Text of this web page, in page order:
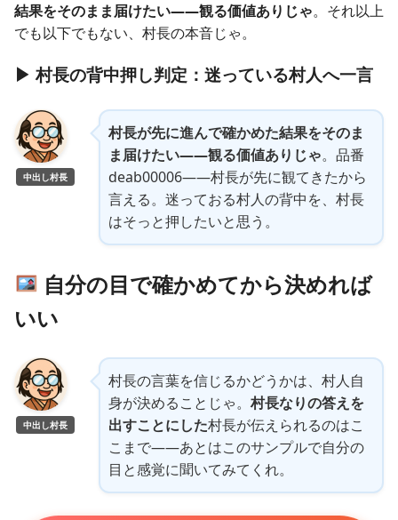
結果をそのまま届けたい——観る価値ありじゃ。それ以上
でも以下でもない、村長の本音じゃ。
▶ 村長の背中押し判定：迷っている村人へ一言
中出し村長
村長が先に進んで確かめた結果をそのま
ま届けたい——観る価値ありじゃ。品番
deab00006——村長が先に観てきたから
言える。迷っておる村人の背中を、村長
はそっと押したいと思う。
自分の目で確かめてから決めれば
いい
中出し村長
村長の言葉を信じるかどうかは、村人自
身が決めることじゃ。 村長なりの答えを
出すことにした村長が伝えられるのはこ
こまで——あとはこのサンプルで自分の
目と感覚に聞いてみてくれ。